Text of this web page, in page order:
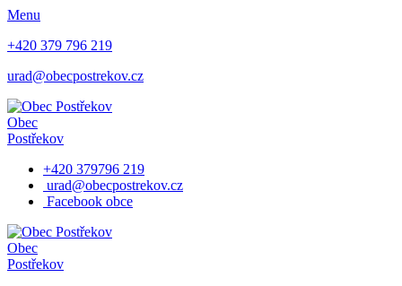
Menu
+420 379 796 219
urad@obecpostrekov.cz
Obec
Postřekov
+420 379796 219
urad@obecpostrekov.cz
Facebook​ obce
Obec
Postřekov